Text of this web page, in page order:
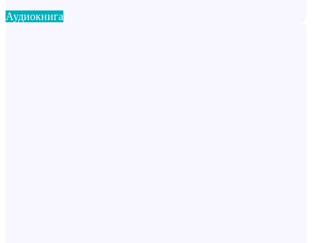
Аудиокнига